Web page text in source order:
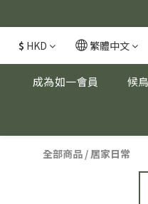
$ HKD 繁體中文
成為如一會員 候
全部商品 /居家日常